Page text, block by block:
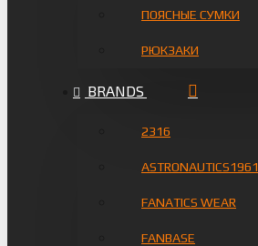
ПОЯСНЫЕ СУМКИ
РЮКЗАКИ
BRANDS
2316
ASTRONAUTICS1961
FANATICS WEAR
FANBASE